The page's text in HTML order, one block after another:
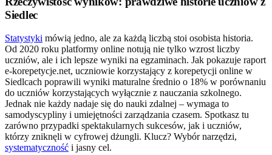
Siedlec
Statystyki mówią jedno, ale za każdą liczbą stoi osobista historia.
Od 2020 roku platformy online notują nie tylko wzrost liczby
uczniów, ale i ich lepsze wyniki na egzaminach. Jak pokazuje raport
e-korepetycje.net, uczniowie korzystający z korepetycji online w
Siedlcach poprawili wyniki maturalne średnio o 18% w porównaniu
do uczniów korzystających wyłącznie z nauczania szkolnego.
Jednak nie każdy nadaje się do nauki zdalnej – wymaga to
samodyscypliny i umiejętności zarządzania czasem. Spotkasz tu
zarówno przypadki spektakularnych sukcesów, jak i uczniów,
którzy zniknęli w cyfrowej dżungli. Klucz? Wybór narzędzi,
systematyczność i jasny cel.